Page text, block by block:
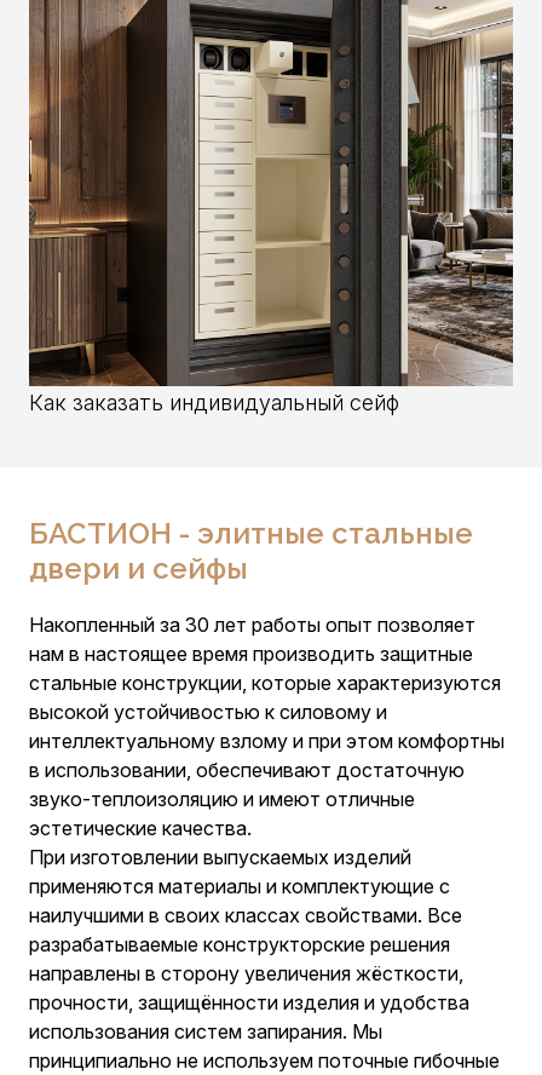
Как заказать индивидуальный сейф
БАСТИОН - элитные стальные
двери и сейфы
Накопленный за 30 лет работы опыт позволяет
нам в настоящее время производить защитные
стальные конструкции, которые характеризуются
высокой устойчивостью к силовому и
интеллектуальному взлому и при этом комфортны
в использовании, обеспечивают достаточную
звуко-теплоизоляцию и имеют отличные
эстетические качества.
При изготовлении выпускаемых изделий
применяются материалы и комплектующие с
наилучшими в своих классах свойствами. Все
разрабатываемые конструкторские решения
направлены в сторону увеличения жёсткости,
прочности, защищённости изделия и удобства
использования систем запирания. Мы
принципиально не используем поточные гибочные